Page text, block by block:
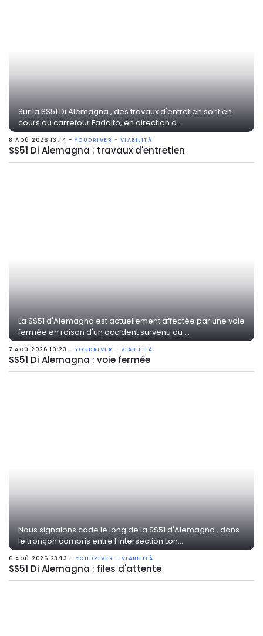
Sur la SS51 Di Alemagna , des travaux d'entretien sont en
cours au carrefour Fadalto, en direction d...
8 AOÛ 2026 13:14 - YOUDRIVER - VIABILITÀ
SS51 Di Alemagna : travaux d'entretien
La SS51 d'Alemagna est actuellement affectée par une voie
fermée en raison d'un accident survenu au ...
7 AOÛ 2026 10:23 - YOUDRIVER - VIABILITÀ
SS51 Di Alemagna : voie fermée
Nous signalons code le long de la SS51 d'Alemagna , dans
le tronçon compris entre l'intersection Lon...
6 AOÛ 2026 23:13 - YOUDRIVER - VIABILITÀ
SS51 Di Alemagna : files d'attente